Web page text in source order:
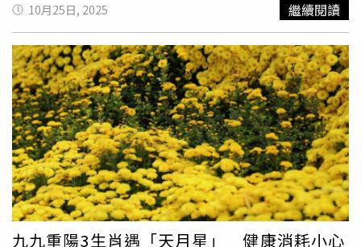
師佛，又稱作藥師如來、藥師琉璃光如來，其第七大願是：
「消除一切眾生的病痛，使身心靈平安快樂。」祈求身體健
康、疾病消除、心靈平和、增福延壽、延年益壽、身心安
樂，子女常會幫長輩及家人到寺廟點藥師燈或華陀燈祈求護
佑。藥師佛琉璃光佛 （圖／楊登嵙提供）7.佩帶「茱萸」趨
吉避凶：「茱萸」可入藥，有溫中、止痛、理氣等功效。茱
萸葉還可治霍亂，根可以殺蟲。氣味辛辣芳香，性溫熱，可
以治寒驅毒。佩戴茱萸可以防蚊蟲叮咬。據周處的《風土
記》中記載：「九月九日折茱萸以插頭上，辟除惡氣而禦初
寒」。茱萸雅號「辟邪翁」身上佩帶「茱萸」，驅邪避凶，
防止小人陷害。8.喝菊花酒：菊花又名「延壽客」，菊花酒
有清熱解毒、明目祛風、平肝疏肺、益陰滋腎之效”。《太
忌流傳至今，提醒大眾應小心應對。以下為命理師提醒的6
大重陽禁忌：一、忌說「節日快樂」重陽日為雙陽重疊，象
徵陽剛過盛，因此古代多設立節慶活動以鎮壓凶氣。當天若
說「節日快樂」反而不合時宜，建議改以「平安健康」等祝
福語較為妥當。二、不可行房當天屬極陽之日，陰陽易失
衡。傳統觀念認為，若夫妻行房，恐影響生育運，特別是有
備孕計畫的家庭，更應避免。三、忌煮飯讓母親勞累重陽節
又稱敬老節，應讓長輩特別是母親獲得休息，建議以外食或
外送取代自行烹煮，傳達感恩之意。四、忌送菊花菊花在傳
統習俗中多用於祭祀，重陽當日贈送菊花恐讓長輩誤會。若
想表達敬意，可改贈象徵長壽的劍蘭或康乃馨。五、出嫁未
滿三年女兒勿回娘家民間流傳「回家過重陽，死她婆婆」的
10月25日, 2025 繼續閱讀
九九重陽3生肖遇「天月星」 健康消耗小心